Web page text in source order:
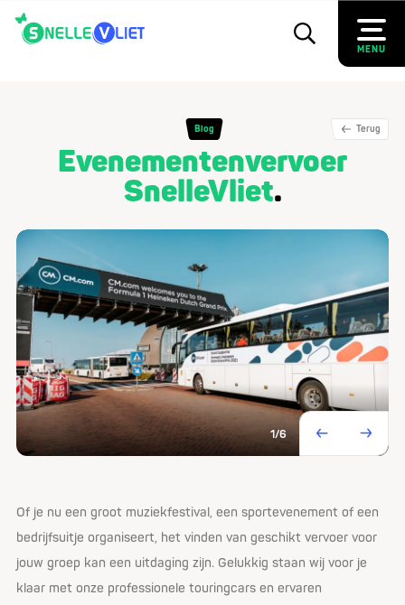
MENU
Terug
Blog
Evenementenvervoer
SnelleVliet
1/6
Of je nu een groot muziekfestival, een sportevenement of een
bedrijfsuitje organiseert, het vinden van geschikt vervoer voor
jouw groep kan een uitdaging zijn. Gelukkig staan wij voor je
klaar met onze professionele touringcars en ervaren